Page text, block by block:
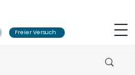
Freier Versuch